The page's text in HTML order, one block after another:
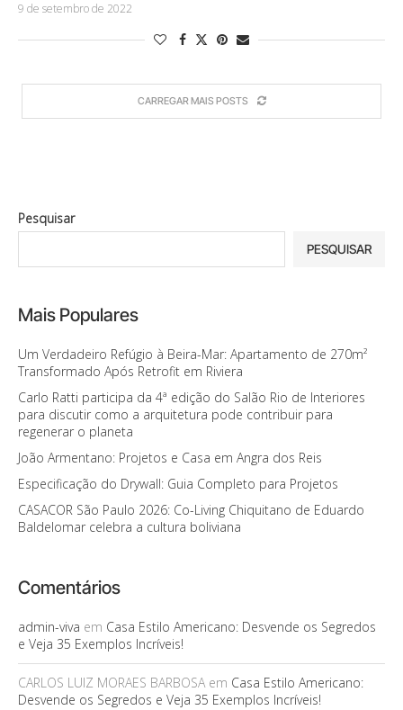
9 de setembro de 2022
CARREGAR MAIS POSTS
Pesquisar
PESQUISAR
Mais Populares
Um Verdadeiro Refúgio à Beira-Mar: Apartamento de 270m²
Transformado Após Retrofit em Riviera
Carlo Ratti participa da 4ª edição do Salão Rio de Interiores
para discutir como a arquitetura pode contribuir para
regenerar o planeta
João Armentano: Projetos e Casa em Angra dos Reis
Especificação do Drywall: Guia Completo para Projetos
CASACOR São Paulo 2026: Co-Living Chiquitano de Eduardo
Baldelomar celebra a cultura boliviana
Comentários
admin-viva em Casa Estilo Americano: Desvende os Segredos
e Veja 35 Exemplos Incríveis!
CARLOS LUIZ MORAES BARBOSAem Casa Estilo Americano:
Desvende os Segredos e Veja 35 Exemplos Incríveis!